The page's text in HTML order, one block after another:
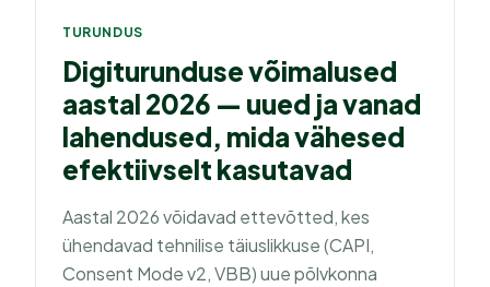
TURUNDUS
Digiturunduse võimalused
aastal 2026 — uued ja vanad
lahendused, mida vähesed
efektiivselt kasutavad
Aastal 2026 võidavad ettevõtted, kes
ühendavad tehnilise täiuslikkuse (CAPI,
Consent Mode v2, VBB) uue põlvkonna